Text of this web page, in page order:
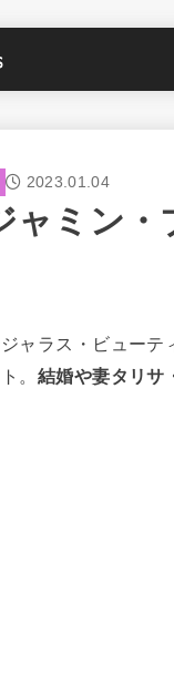
2023.01.04
ャミン・
ャラス・ビューテ
。 結婚や妻タリサ